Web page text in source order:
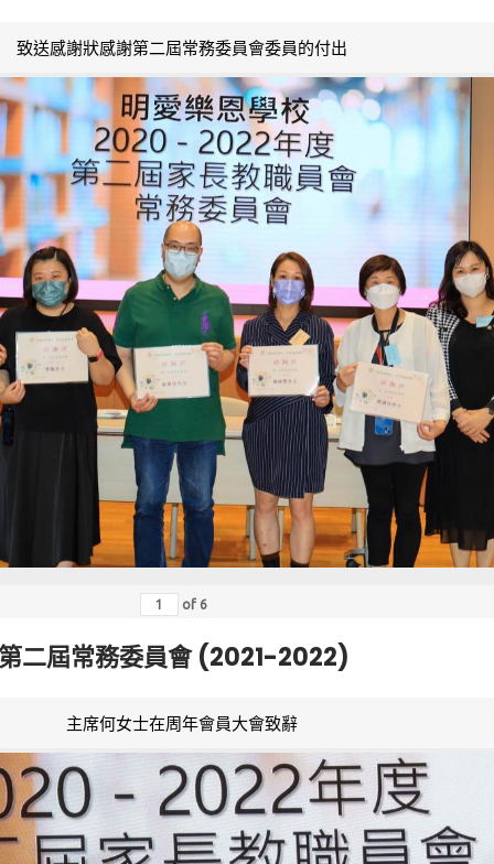
致送感謝狀感謝第二屆常務委員會委員的付出
of 6
二屆常務委員會 (2021-2022)
主席何女士在周年會員大會致辭